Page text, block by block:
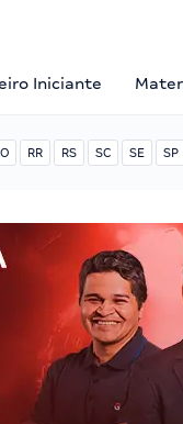
Iniciante
RR RS SC SE SP